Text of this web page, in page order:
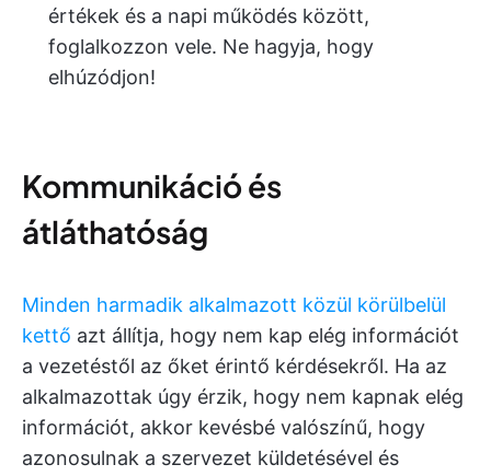
értékek és a napi működés között,
foglalkozzon vele. Ne hagyja, hogy
elhúzódjon!
Kommunikáció és
átláthatóság
Minden harmadik alkalmazott közül körülbelül
kettő azt állítja, hogy nem kap elég információt
a vezetéstől az őket érintő kérdésekről. Ha az
alkalmazottak úgy érzik, hogy nem kapnak elég
információt, akkor kevésbé valószínű, hogy
azonosulnak a szervezet küldetésével és